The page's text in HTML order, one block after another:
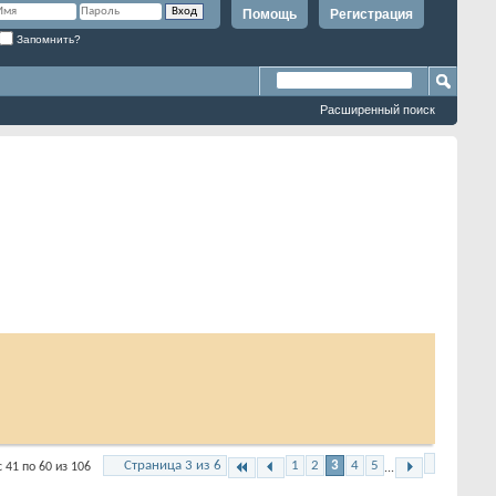
Регистрация
Помощь
Запомнить?
Расширенный поиск
Страница 3 из 6 2 3 4 5 ...
по 60 из 106